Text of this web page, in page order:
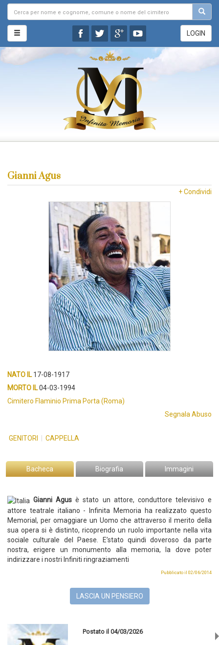
LOGIN
Gianni Agus
+ Condividi
NATO IL17-08-1917
MORTO IL04-03-1994
Cimitero Flaminio Prima Porta (Roma)
Segnala Abuso
GENITORI CAPPELLA
Bacheca Biografia Immagini
Gianni Agusè stato un attore, conduttore televisivo e
attore teatrale italiano -
Infinita Memoria ha realizzato questo
Memorial, per omaggiare un Uomo che attraverso il merito della
sua opera si è distinto, ricoprendo un ruolo importante nella vita
sociale culturale del Paese. E’stato quindi doveroso da parte
nostra, erigere un monumento alla memoria, la dove poter
indirizzare i nostri Infiniti ringraziamenti
Pubblicato il 02/06/2014
LASCIA UN PENSIERO
Postato il 04/03/2026